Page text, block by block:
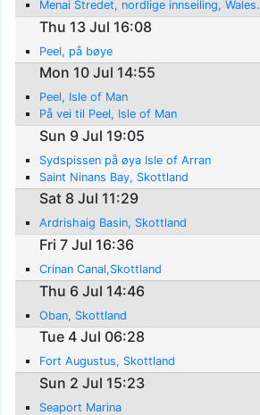
Menai Stredet, nordlige innseiling, Wales.
Thu 13 Jul 16:08
Peel, på bøye
Mon 10 Jul 14:55
Peel, Isle of Man
På vei til Peel, Isle of Man
Sun 9 Jul 19:05
Sydspissen på øya Isle of Arran
Saint Ninans Bay, Skottland
Sat 8 Jul 11:29
Ardrishaig Basin, Skottland
Fri 7 Jul 16:36
Crinan Canal,Skottland
Thu 6 Jul 14:46
Oban, Skottland
Tue 4 Jul 06:28
Fort Augustus, Skottland
Sun 2 Jul 15:23
Seaport Marina